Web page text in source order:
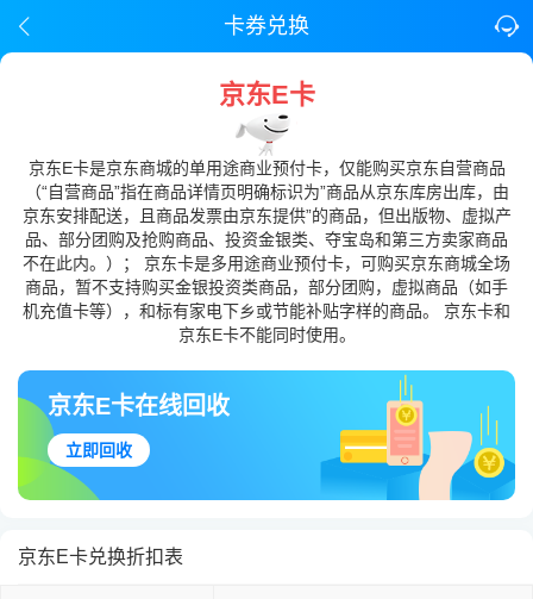
卡券兑换
京东E卡
京东E卡是京东商城的单用途商业预付卡，仅能购买京东自营商品
（“自营商品”指在商品详情页明确标识为”商品从京东库房出库，由
京东安排配送，且商品发票由京东提供”的商品，但出版物、虚拟产
品、部分团购及抢购商品、投资金银类、夺宝岛和第三方卖家商品
不在此内。）； 京东卡是多用途商业预付卡，可购买京东商城全场
商品，暂不支持购买金银投资类商品，部分团购，虚拟商品（如手
机充值卡等），和标有家电下乡或节能补贴字样的商品。 京东卡和
京东E卡不能同时使用。
京东E卡在线回收
立即回收
京东E卡兑换折扣表